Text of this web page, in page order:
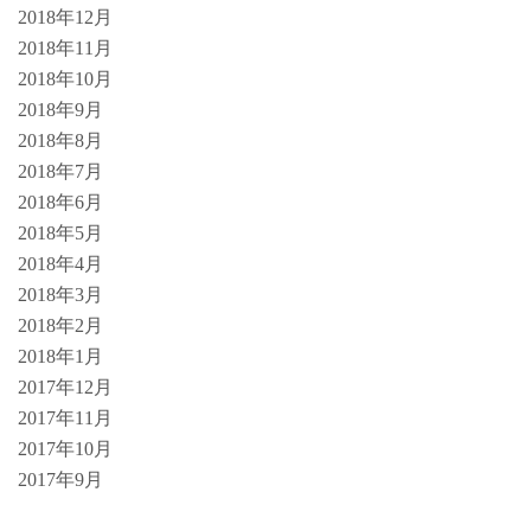
2018年12月
2018年11月
2018年10月
2018年9月
2018年8月
2018年7月
2018年6月
2018年5月
2018年4月
2018年3月
2018年2月
2018年1月
2017年12月
2017年11月
2017年10月
2017年9月